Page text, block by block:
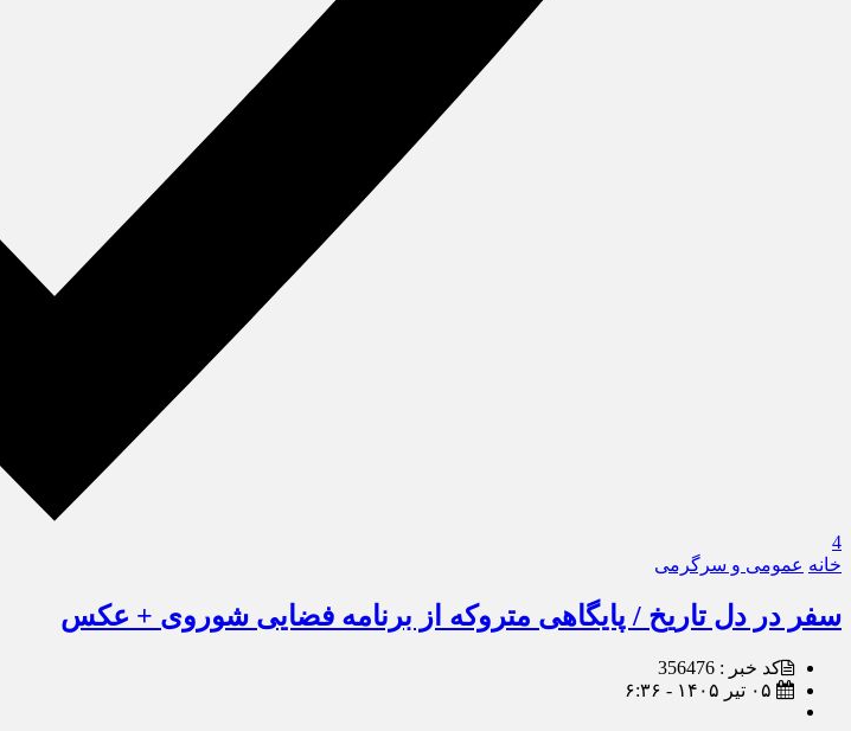
4
خانه عمومی و سرگرمی
سفر در دل تاریخ / پایگاهی متروکه از برنامه فضایی شوروی + عکس
کد خبر : 356476